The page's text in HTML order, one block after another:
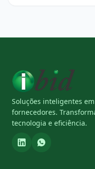
Soluções inteligentes
fornecedores.
tecnologia e eficiência.